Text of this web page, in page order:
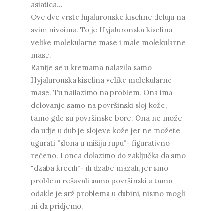
asiatica...
Ove dve vrste hijaluronske kiseline deluju na
svim nivoima. To je Hyjaluronska kiselina
velike molekularne mase i male molekularne
mase.
Ranije se u kremama nalazila samo
Hyjaluronska kiselina velike molekularne
mase. Tu nailazimo na problem. Ona ima
delovanje samo na površinski sloj kože,
tamo gde su površinske bore. Ona ne može
da udje u dublje slojeve kože jer ne možete
ugurati "slona u mišiju rupu"- figurativno
rečeno. I onda dolazimo do zaključka da smo
"dzaba krečili"- ili dzabe mazali, jer smo
problem rešavali samo površinski a tamo
odakle je srž problema u dubini, nismo mogli
ni da pridjemo.